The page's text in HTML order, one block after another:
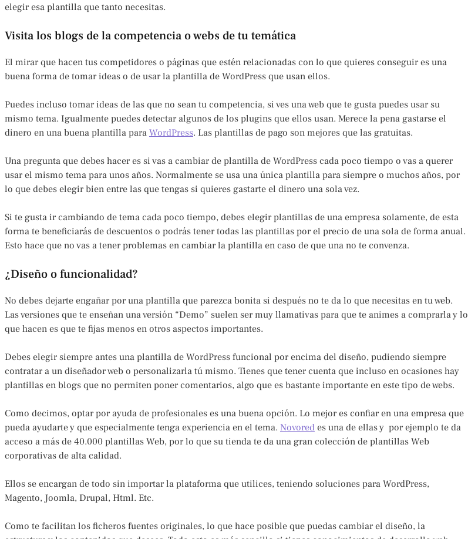
elegir esa plantilla que tanto necesitas.
Visita los blogs de la competencia o webs de tu temática
El mirar que hacen tus competidores o páginas que estén relacionadas con lo que quieres conseguir es una
buena forma de tomar ideas o de usar la plantilla de WordPress que usan ellos.
Puedes incluso tomar ideas de las que no sean tu competencia, si ves una web que te gusta puedes usar su
mismo tema. Igualmente puedes detectar algunos de los plugins que ellos usan. Merece la pena gastarse el
dinero en una buena plantilla para WordPress. Las plantillas de pago son mejores que las gratuitas.
Una pregunta que debes hacer es si vas a cambiar de plantilla de WordPress cada poco tiempo o vas a querer
usar el mismo tema para unos años. Normalmente se usa una única plantilla para siempre o muchos años, por
lo que debes elegir bien entre las que tengas si quieres gastarte el dinero una sola vez.
Si te gusta ir cambiando de tema cada poco tiempo, debes elegir plantillas de una empresa solamente, de esta
forma te beneficiarás de descuentos o podrás tener todas las plantillas por el precio de una sola de forma anual.
Esto hace que no vas a tener problemas en cambiar la plantilla en caso de que una no te convenza.
¿Diseño o funcionalidad?
No debes dejarte engañar por una plantilla que parezca bonita si después no te da lo que necesitas en tu web.
Las versiones que te enseñan una versión “Demo” suelen ser muy llamativas para que te animes a comprarla y lo
que hacen es que te fijas menos en otros aspectos importantes.
Debes elegir siempre antes una plantilla de WordPress funcional por encima del diseño, pudiendo siempre
contratar a un diseñador web o personalizarla tú mismo. Tienes que tener cuenta que incluso en ocasiones hay
plantillas en blogs que no permiten poner comentarios, algo que es bastante importante en este tipo de webs.
Como decimos, optar por ayuda de profesionales es una buena opción. Lo mejor es confiar en una empresa que
pueda ayudarte y que especialmente tenga experiencia en el tema. Novored es una de ellas y por ejemplo te da
acceso a más de 40.000 plantillas Web, por lo que su tienda te da una gran colección de plantillas Web
corporativas de alta calidad.
Ellos se encargan de todo sin importar la plataforma que utilices, teniendo soluciones para WordPress,
Magento, Joomla, Drupal, Html. Etc.
Como te facilitan los ficheros fuentes originales, lo que hace posible que puedas cambiar el diseño, la